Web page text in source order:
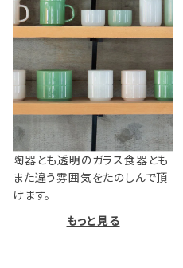
陶器とも透明のガラス食器とも
また違う雰囲気をたのしんで頂
けます。
もっと見る